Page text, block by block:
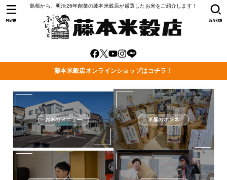
島根から、明治26年創業の藤本米穀店が厳選したお米をご紹介します！
SEARCH
MENU
藤本米穀店オンラインショップはコチラ！
お米のメニュー 米屋のホンネ